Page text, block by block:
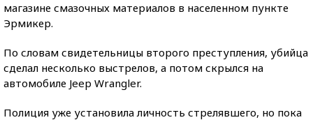
магазине смазочных материалов в населенном пункте
Эрмикер.
По словам свидетельницы второго преступления, убийца
сделал несколько выстрелов, а потом скрылся на
автомобиле Jeep Wrangler.
Полиция уже установила личность стрелявшего, но пока